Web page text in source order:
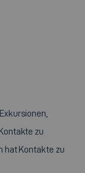
zu
hat Kontakte zu